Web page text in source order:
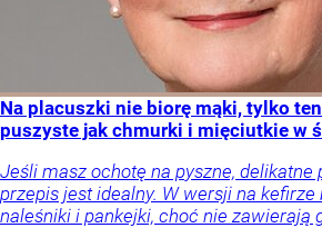
Na placuszki nie biorę mąki, tylko
puszyste jak chmurki i mięciutkie w
Jeśli masz ochotę na pyszne, delikatne
przepis jest idealny. W wersji na kefirze
naleśniki i pankejki, choć nie zawierają